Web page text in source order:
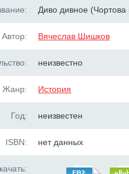
Диво дивное (Чортова
Автор: Вячеслав Шишков
неизвестно
Жанр: История
Год: неизвестен
ISBN: нет данных